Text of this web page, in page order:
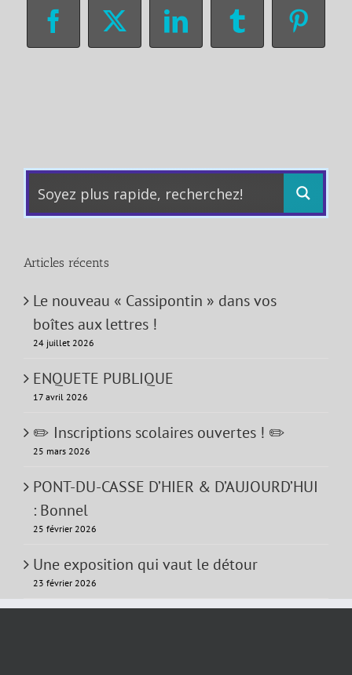
Facebook
X LinkedInTumblr
Articles récents
Le nouveau « Cassipontin » dans vos
boîtes aux lettres !
24 juillet 2026
ENQUETE PUBLIQUE
17 avril 2026
✏️ Inscriptions scolaires ouvertes ! ✏️
25 mars 2026
PONT-DU-CASSE D’HIER & D’AUJOURD’HUI
: Bonnel
25 février 2026
Une exposition qui vaut le détour
23 février 2026